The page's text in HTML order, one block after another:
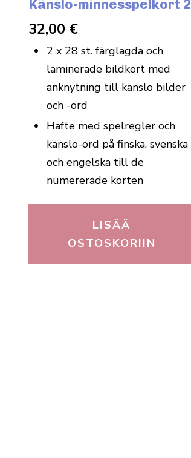
Känslo-minnesspelkort 2
32,00 €
2 x 28 st. färglagda och
laminerade bildkort med
anknytning till känslo bilder
och -ord
Häfte med spelregler och
känslo-ord på finska, svenska
och engelska till de
numererade korten
LISÄÄ
OSTOSKORIIN